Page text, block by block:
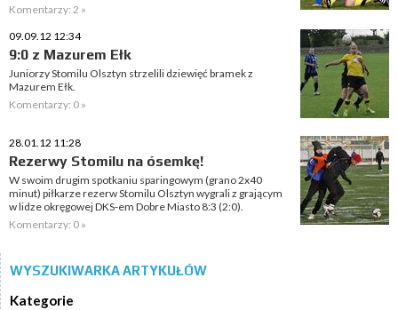
Komentarzy: 2 »
09.09.12 12:34
9:0 z Mazurem Ełk
Juniorzy Stomilu Olsztyn strzelili dziewięć bramek z
Mazurem Ełk.
Komentarzy: 0 »
28.01.12 11:28
Rezerwy Stomilu na ósemkę!
W swoim drugim spotkaniu sparingowym (grano 2x40
minut) piłkarze rezerw Stomilu Olsztyn wygrali z grającym
w lidze okręgowej DKS-em Dobre Miasto 8:3 (2:0).
Komentarzy: 0 »
WYSZUKIWARKA ARTYKUŁÓW
Kategorie